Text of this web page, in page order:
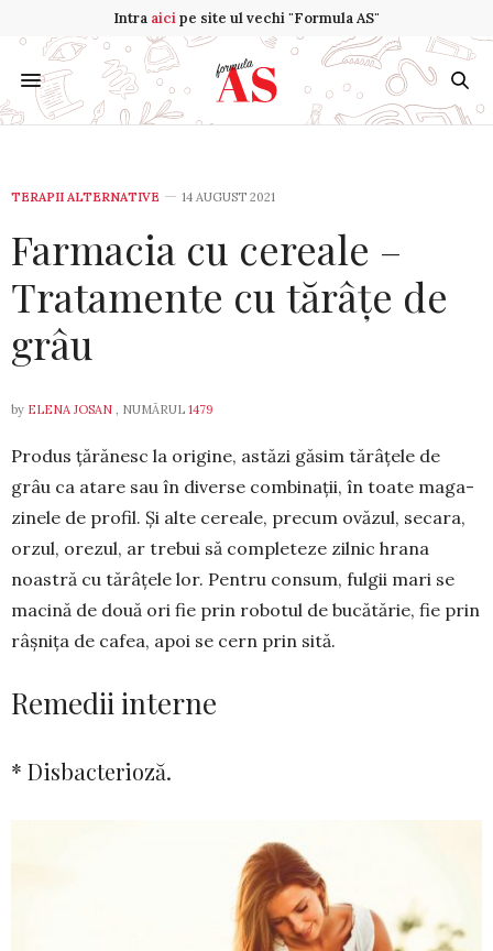
Intra aicipe site ul vechi "Formula AS"
TERAPII ALTERNATIVE 14 AUGUST 2021
Farmacia cu cereale –
Tratamente cu tărâțe de
grâu
by ELENA JOSAN , NUMĂRUL 1479
Pro­dus țărănesc la origine, astăzi gă­sim tărâțele de
grâu ca atare sau în diverse combinații, în toate maga­
zinele de pro­fil. Și alte cereale, precum ovăzul, se­ca­ra,
orzul, orezul, ar trebui să com­pleteze zilnic hrana
noas­tră cu tărâțele lor. Pentru consum, fulgii mari se
macină de două ori fie prin robotul de bucătărie, fie prin
râşniţa de cafea, apoi se cern prin sită.
Remedii interne
* Disbacterioză.